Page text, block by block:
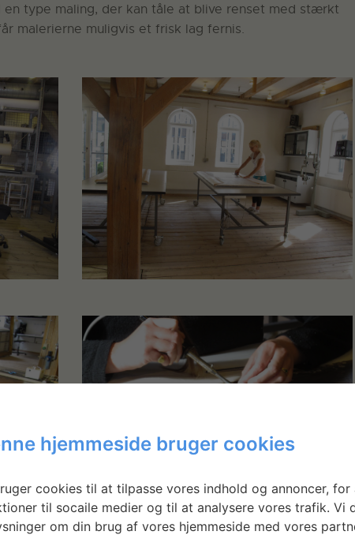
type maling, der kan tåle at blive renset med stærkt
malerierne muligvis et frisk lag fernis.
hjemmeside bruger cookies
cookies til at tilpasse vores indhold og annoncer, for
til socaile medier og til at analysere vores trafik. Vi
om din brug af vores hjemmeside med vores